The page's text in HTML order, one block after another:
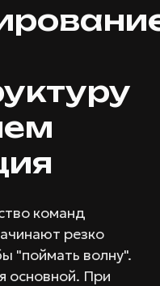
команд
резко
"поймать волну".
основной. При